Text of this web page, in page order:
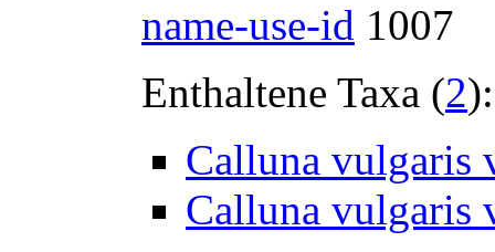
name-use-id 1007
Enthaltene Taxa (2):
Calluna vulgaris
Calluna vulgaris